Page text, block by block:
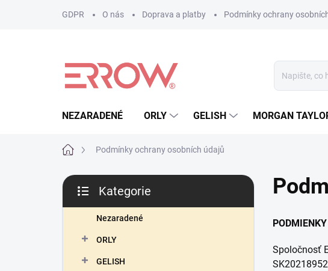
GDPR O nás Doprava a platby Podmínky ochrany
NEZARADENÉ ORLY GELISH MORGAN
Domů Podmínky ochrany osobních údajů
P
s
kategorie
Kategorie
Nezaradené
ORLY
GELISH
Spoločnosť